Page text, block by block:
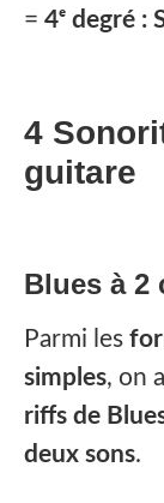
= 4ᵉ degré :
4
guitare
Blues à 2
Parmi les
simples, on
riffs de
deux sons.